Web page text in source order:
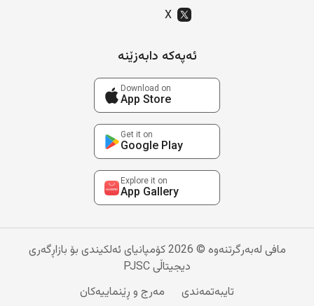
X
ئەپەکە دابەزێنە
Download on
App Store
Get it on
Google Play
Explore it on
App Gallery
مافی لەبەرگرتنەوە © 2026 کۆمپانیای ئەلکیندی بۆ بازاڕگەری
دیجیتاڵی PJSC
تایبەتمەندی
مەرج و ڕێنماییەکان